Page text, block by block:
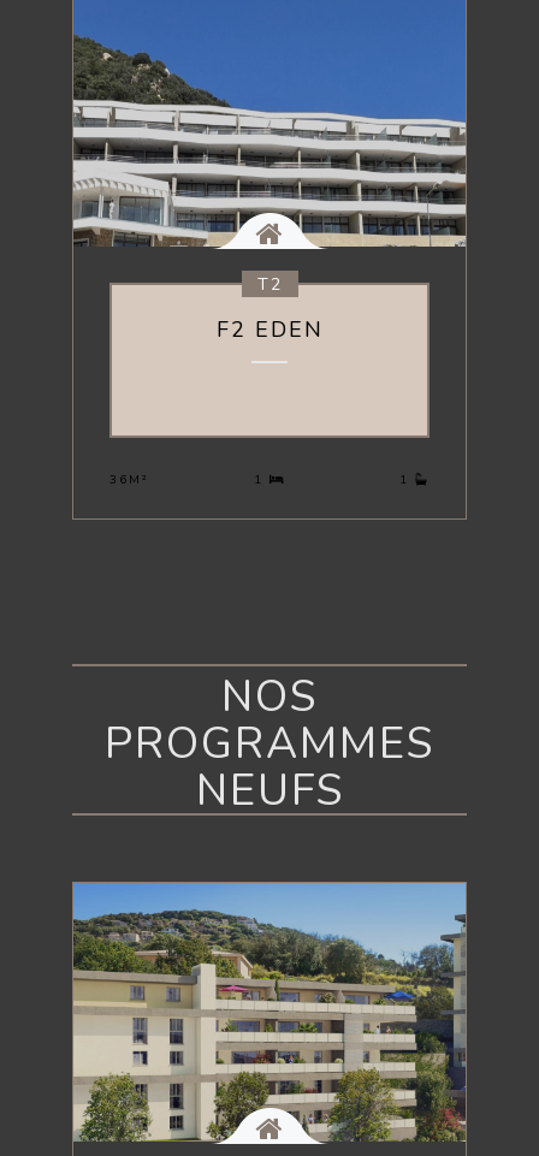
T2
F2 EDEN
36M² 1 1
NOS
PROGRAMMES
NEUFS